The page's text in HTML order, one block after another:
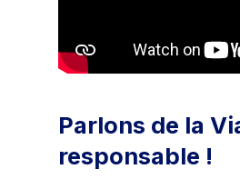
Parlons de la
responsable !